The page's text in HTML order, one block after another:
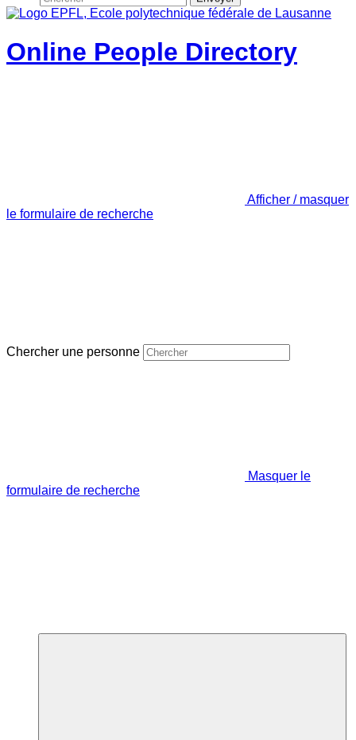
Online People Directory
Afficher / masquer
le formulaire de recherche
Chercher une personne
Masquer le
formulaire de recherche